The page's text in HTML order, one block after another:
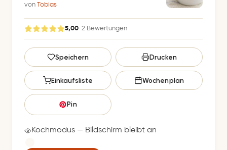
von Tobias
5,00· 2 Bewertungen
G
e
s
e
c
Speichern Drucken
Einkaufsliste Wochenplan
Pin
Kochmodus — Bildschirm bleibt an